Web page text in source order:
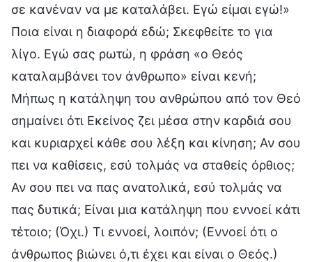
σε κανέναν να με καταλάβει. Εγώ είμαι εγώ!»
Ποια είναι η διαφορά εδώ; Σκεφθείτε το για
λίγο. Εγώ σας ρωτώ, η φράση «ο Θεός
καταλαμβάνει τον άνθρωπο» είναι κενή;
Μήπως η κατάληψη του ανθρώπου από τον Θεό
σημαίνει ότι Εκείνος ζει μέσα στην καρδιά σου
και κυριαρχεί κάθε σου λέξη και κίνηση; Αν σου
πει να καθίσεις, εσύ τολμάς να σταθείς όρθιος;
Αν σου πει να πας ανατολικά, εσύ τολμάς να
πας δυτικά; Είναι μια κατάληψη που εννοεί κάτι
τέτοιο; (Όχι.) Τι εννοεί, λοιπόν; (Εννοεί ότι ο
άνθρωπος βιώνει ό,τι έχει και είναι ο Θεός.)